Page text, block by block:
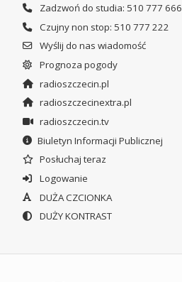
Zadzwoń do studia: 510 777 666
Czujny non stop: 510 777 222
Wyślij do nas wiadomość
Prognoza pogody
radioszczecin.pl
radioszczecinextra.pl
radioszczecin.tv
Biuletyn Informacji Publicznej
Posłuchaj teraz
Logowanie
DUŻA CZCIONKA
DUŻY KONTRAST